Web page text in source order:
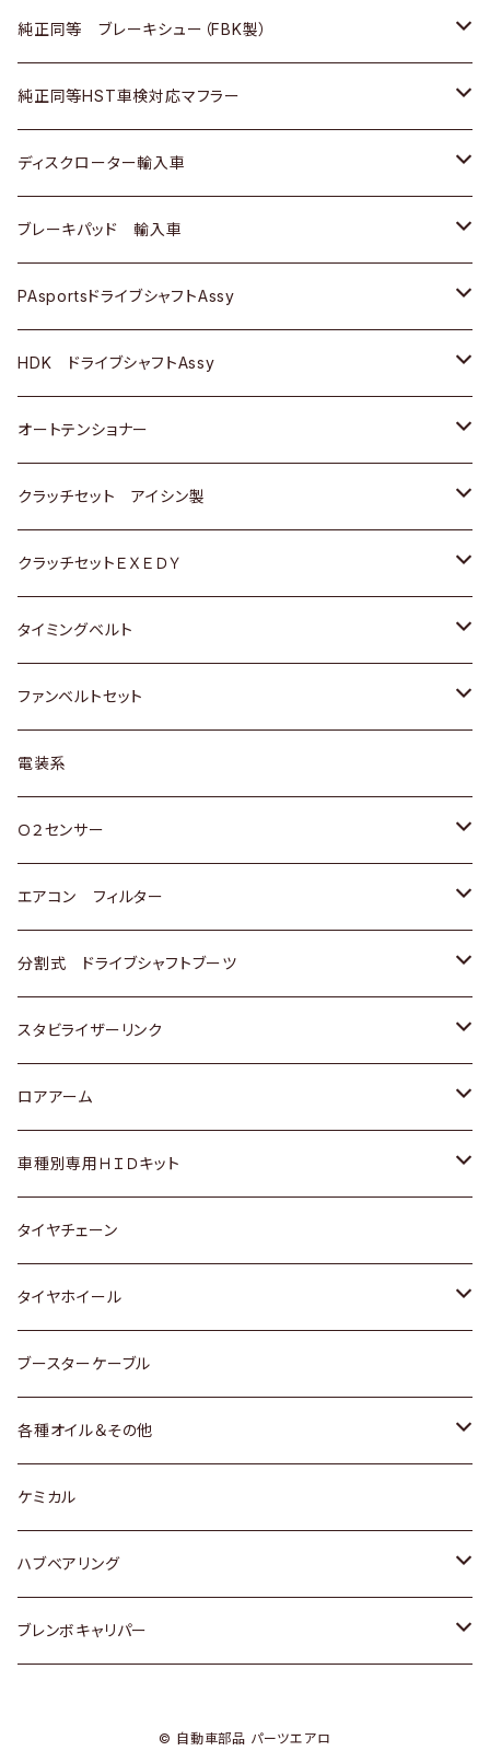
ＢＭＷ
三菱
スバル
マツダ
三菱
スバル
いすゞ
ダイハツ
マツダ
三菱
スバル
ＢＥＮＺ
日産
ダイハツ
マツダ
三菱
スバル
日産
いすゞ
ダイハツ
マツダ
三菱
スバル
ホンダ
スズキ
日産
ダイハツ
マツダ
三菱
スバル
トヨタ
ホンダ
スズキ
日産
ダイハツ
マツダ
三菱
スバル
純正同等 ブレーキシュー（FBK製）
ホンダ
スズキ
日産
ダイハツ
マツダ
三菱
スバル
純正同等HST車検対応マフラー
トヨタ
ホンダ
スズキ
日産
いすゞ
ダイハツ
マツダ
三菱
スバル
日野
ディスクローター輸入車
ＡＵＤＩ
ＢＥＮＺ
ＢＭＷ
GOLF
ＷＡＧＥＮ
アストロ（シボレー）
クライスラー
ブレーキパッド 輸入車
ＢＥＮＺ
ＢＭＷ
ＷＡＧＥＮ
ＶＯＬＶＯ
PAsportsドライブシャフトAssy
トヨタ
ホンダ
スズキ
日産
ダイハツ
マツダ
三菱
スバル
HDK ドライブシャフトAssy
スズキ
ダイハツ
日産
ホンダ
マツダ
オートテンショナー
トヨタ
クラッチセット アイシン製
ホンダ
スズキ
ダイハツ
マツダ
三菱
スバル
クラッチセットＥＸＥＤＹ
ホンダ
スズキ
日産
ダイハツ
マツダ
三菱
スバル
タイミングベルト
トヨタ
スズキ
ダイハツ
三菱
スバル
ファンベルトセット
トヨタ
ホンダ
スズキ
日産
いすゞ
ダイハツ
マツダ
三菱
スバル
レクサス
電装系
Ｏ２センサー
トヨタ
ホンダ
スズキ
日産
ダイハツ
マツダ
三菱
スバル
エアコン フィルター
トヨタ
ホンダ
スズキ
日産
いすゞ
ダイハツ
マツダ
三菱
スバル
分割式 ドライブシャフトブーツ
トヨタ
ホンダ
スズキ
日産
ダイハツ
スバル
スタビライザーリンク
トヨタ
ホンダ
スズキ
日産
ダイハツ
マツダ
ロアアーム
ホンダ
スズキ
日産
ダイハツ
マツダ
スバル
車種別専用ＨＩＤキット
トヨタ
マツダ
タイヤチェーン
タイヤホイール
トヨタ
ホンダ
スズキ
日産
ダイハツ
ブースターケーブル
各種オイル＆その他
ディーデル洗浄添加剤
ケミカル
ハブベアリング
トヨタ
ブレンボキャリパー
© 自動車部品 パーツエアロ